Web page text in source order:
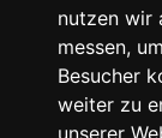
nutzen wir
messen,
Besucher
weiter zu
unserer